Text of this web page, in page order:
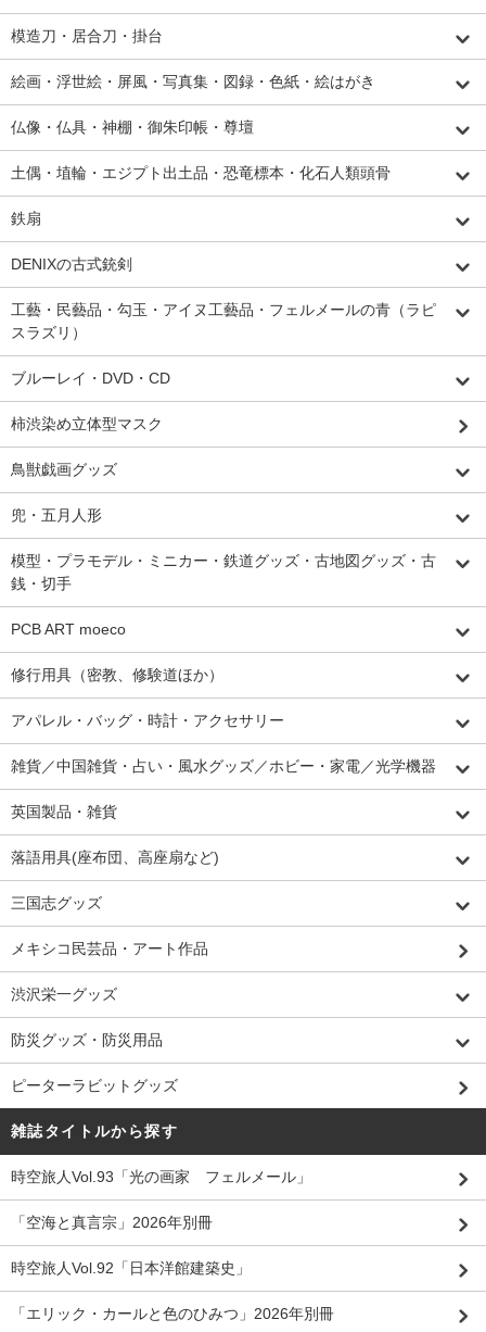
模造刀・居合刀・掛台
絵画・浮世絵・屏風・写真集・図録・色紙・絵はがき
仏像・仏具・神棚・御朱印帳・尊壇
土偶・埴輪・エジプト出土品・恐竜標本・化石人類頭骨
鉄扇
DENIXの古式銃剣
工藝・民藝品・勾玉・アイヌ工藝品・フェルメールの青（ラピ
スラズリ）
ブルーレイ・DVD・CD
柿渋染め立体型マスク
鳥獣戯画グッズ
兜・五月人形
模型・プラモデル・ミニカー・鉄道グッズ・古地図グッズ・古
銭・切手
PCB ART moeco
修行用具（密教、修験道ほか）
アパレル・バッグ・時計・アクセサリー
雑貨／中国雑貨・占い・風水グッズ／ホビー・家電／光学機器
英国製品・雑貨
落語用具(座布団、高座扇など)
三国志グッズ
メキシコ民芸品・アート作品
渋沢栄一グッズ
防災グッズ・防災用品
ピーターラビットグッズ
雑誌タイトルから探す
時空旅人Vol.93「光の画家 フェルメール」
「空海と真言宗」2026年別冊
時空旅人Vol.92「日本洋館建築史」
「エリック・カールと色のひみつ」2026年別冊